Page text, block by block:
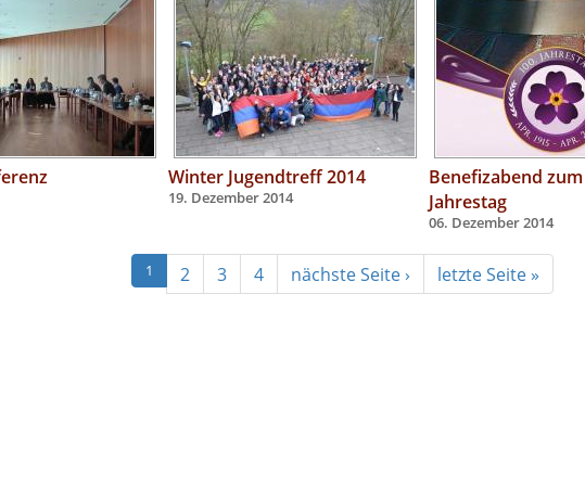
Winter Jugendtreff 2014
19. Dezember 2014
Benefizabend
Jahrestag
06. Dezember 2014
1 2 3 4 nächste Seite › letzte Seite »